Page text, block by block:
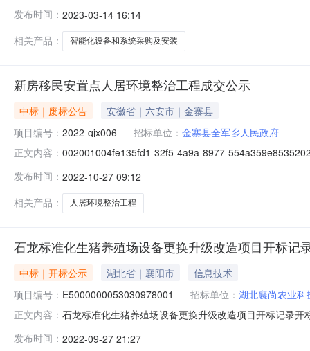
司;项目负责人:周磊;报价:4552132.00元/%;工期:0日历
发布时间： 2023-03-14 16:14
相关产品：
智能化设备和系统采购及安装
新房移民安置点人居环境整治工程成交公示
中标｜废标公告
安徽省｜六安市｜金寨县
项目编号： 2022-qjx006 招标单位： 金寨县全军乡人民政府
正文内容： 002001004fe135fd1-32f5-4a9a-8977-
（北京时间）第一中标名称安徽星辰智创信息科技有限
发布时间： 2022-10-27 09:12
相关产品：
人居环境整治工程
石龙标准化生猪养殖场设备更换升级改造项目开标记
中标｜开标公示 湖北省｜襄阳市
信息技术
项目编号： E5000000053030978001 招标单位： 湖北襄尚农业科
正文内容： 石龙标准化生猪养殖场设备更换升级改造项目开标记录
间:SunSep2512:31:29CST2022,投标人名称:安徽星辰
发布时间： 2022-09-27 21:27